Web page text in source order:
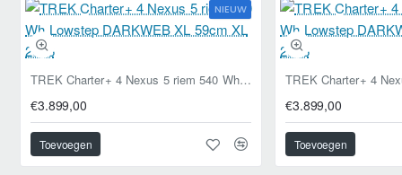
NIEUW
TREK Charter+ 4 Nexus 5 riem 540 Wh Lowstep DARKWEB XL 59cm XL 2026
€3.899,00
Toevoegen
€3.899,00
Toevoegen